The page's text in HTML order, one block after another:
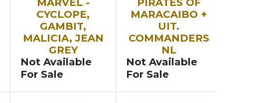
MARVEL -
CYCLOPE,
GAMBIT,
MALICIA, JEAN
GREY
Not Available
For Sale
PIRATES OF
MARACAIBO +
UIT.
COMMANDERS
NL
Not Available
For Sale